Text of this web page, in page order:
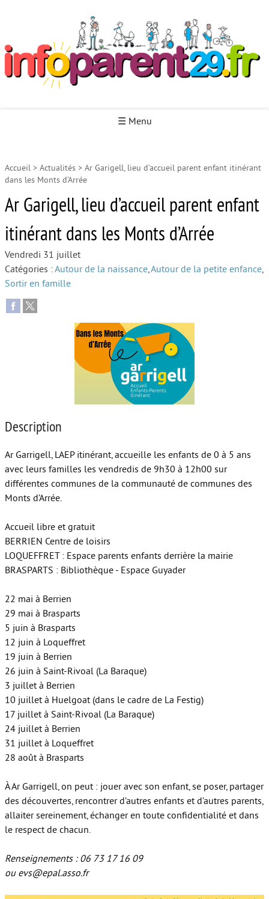
☰ Menu
Accueil
Autour de la petite enfance
Autour de l’enfance
Autour de la jeunesse
Face au handicap
Face au deuil
Sortir en famille
Place aux grands-parents
Accueil > Actualités > Ar Garigell, lieu d’accueil parent enfant itinérant
dans les Monts d’Arrée
Ar Garigell, lieu d’accueil parent enfant
itinérant dans les Monts d’Arrée
Vendredi 31 juillet
Catégories :Autour de la naissance,Autour de la petite enfance,
Sortir en famille
Description
Ar Garrigell, LAEP itinérant, accueille les enfants de 0 à 5 ans
avec leurs familles les vendredis de 9h30 à 12h00 sur
différentes communes de la communauté de communes des
Monts d’Arrée.
Accueil libre et gratuit
BERRIEN Centre de loisirs
LOQUEFFRET : Espace parents enfants derrière la mairie
BRASPARTS : Bibliothèque - Espace Guyader
22 mai à Berrien
29 mai à Brasparts
5 juin à Brasparts
12 juin à Loqueffret
19 juin à Berrien
26 juin à Saint-Rivoal (La Baraque)
3 juillet à Berrien
10 juillet à Huelgoat (dans le cadre de La Festig)
17 juillet à Saint-Rivoal (La Baraque)
24 juillet à Berrien
31 juillet à Loqueffret
28 août à Brasparts
À Ar Garrigell, on peut : jouer avec son enfant, se poser, partager
des découvertes, rencontrer d’autres enfants et d’autres parents,
allaiter sereinement, échanger en toute confidentialité et dans
le respect de chacun.
Renseignements : 06 73 17 16 09
ou evs@epal.asso.fr